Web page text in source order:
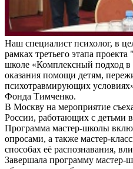
Наш специалист психолог, в
рамках третьего этапа
школе «Комплексный подход в
оказания помощи детям,
психотравмирующих
Фонда Тимченко.
В Москву на мероприятие
России, работающих с детьми
Программа мастер-школы
опросами, а также мастер-
способах её распознавания,
Завершала программу мастер-